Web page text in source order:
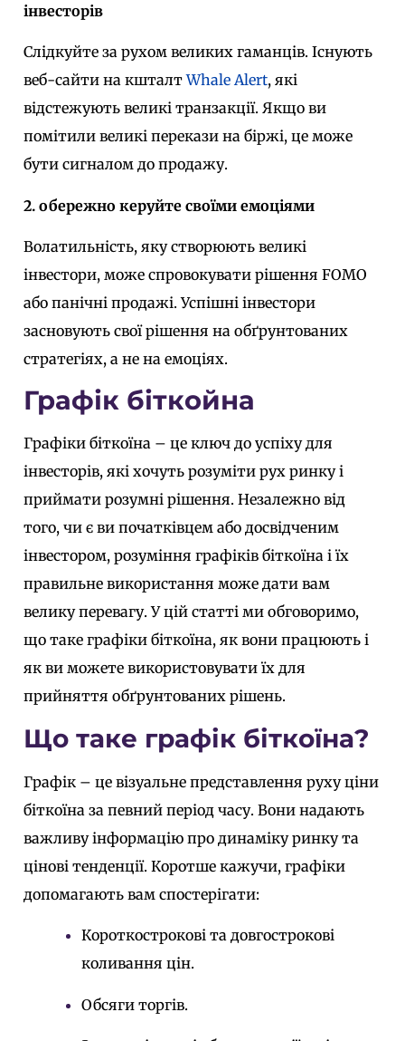
інвесторів
Слідкуйте за рухом великих гаманців. Існують
веб-сайти на кшталтWhale Alert, які
відстежують великі транзакції. Якщо ви
помітили великі перекази на біржі, це може
бути сигналом до продажу.
2. обережно керуйте своїми емоціями
Волатильність, яку створюють великі
інвестори, може спровокувати рішення FOMO
або панічні продажі. Успішні інвестори
засновують свої рішення на обґрунтованих
стратегіях, а не на емоціях.
Графік біткойна
Графіки біткоїна – це ключ до успіху для
інвесторів, які хочуть розуміти рух ринку і
приймати розумні рішення. Незалежно від
того, чи є ви початківцем або досвідченим
інвестором, розуміння графіків біткоїна і їх
правильне використання може дати вам
велику перевагу. У цій статті ми обговоримо,
що таке графіки біткоїна, як вони працюють і
як ви можете використовувати їх для
прийняття обґрунтованих рішень.
Що таке графік біткоїна?
Графік – це візуальне представлення руху ціни
біткоїна за певний період часу. Вони надають
важливу інформацію про динаміку ринку та
цінові тенденції. Коротше кажучи, графіки
допомагають вам спостерігати:
Короткострокові та довгострокові
коливання цін.
Обсяги торгів.